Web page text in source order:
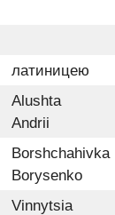
латиницею
Alushta
Andrii
Borshchahivka
Borysenko
Vinnytsia